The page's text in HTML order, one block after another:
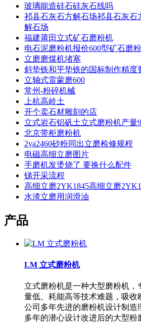
玻璃能造硅石硅灰石线吗
祁县石灰石方解石场祁县石灰石
解石场
福建莆田立式矿石磨粉机
电石泥磨粉机报价600型矿石磨
立磨磨煤机堵塞
斜垫铁和平垫铁的国标制作精度
立轴式雷蒙磨600
常州-粉碎机械
上杭高岭土
开个卖石材雕刻的店
立式岩石铝矾土立式磨粉机产量
北京带柜磨粉机
2ya2460砂粉同出立磨检修规程
电磁高细立磨图片
手磨机发烫烧了 要换什么配件
锑开采流程
高细立磨2YK1845高细立磨
水渣立磨用润滑油
产品
LM 立式磨粉机
立式磨粉机是一种大型磨粉机，
量低、耗能高等技术难题，吸收
公司多年先进的磨粉机设计制造
多年的潜心设计改进后的大型粉